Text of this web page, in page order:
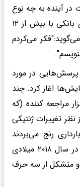
در آینده به چه نوع
بیماری‌هایی مبتلا شوند. این شرکت دارای بانکی با بیش از ۱۲
می‌کردم
در مورد
اغاز کرد. چند
مراجعه کننده (که
تغییرات ژنتیکی
رنج می‌بردند
اسکن شد. نتایج مطالعه در نشریه نیچر در سال ۲۰۱۸ میلادی
متشکل از سه حرف